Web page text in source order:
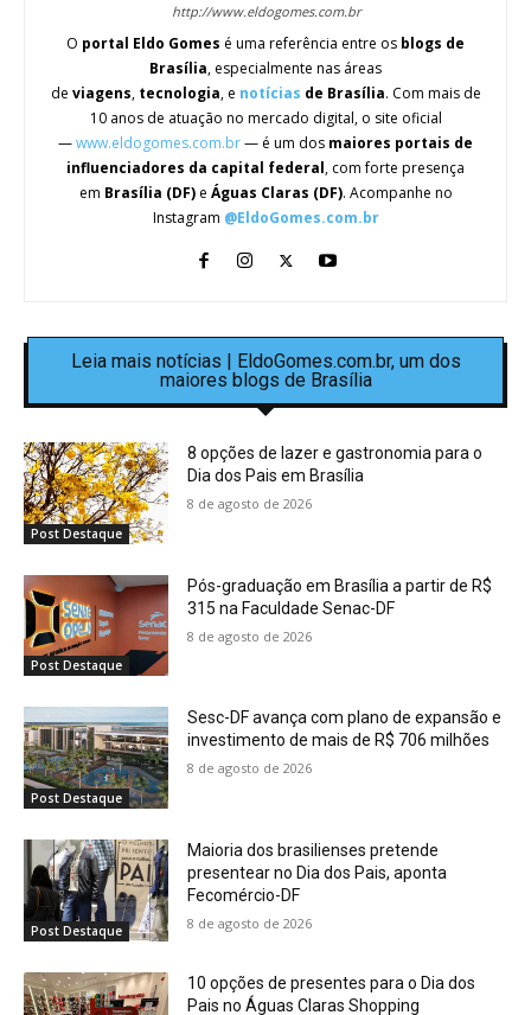
http://www.eldogomes.com.br
O portal Eldo Gomes é uma referência entre os blogs de
Brasília, especialmente nas áreas
de viagens, tecnologia, e notícias de Brasília. Com mais de
10 anos de atuação no mercado digital, o site oficial
—www.eldogomes.com.br— é um dos maiores portais de
influenciadores da capital federal, com forte presença
em Brasília (DF)e Águas Claras (DF). Acompanhe no
Instagram @EldoGomes.com.br
Leia mais notícias | EldoGomes.com.br, um dos
maiores blogs de Brasília
Post Destaque
8 opções de lazer e gastronomia para o
Dia dos Pais em Brasília
8 de agosto de 2026
Post Destaque
Pós-graduação em Brasília a partir de R$
315 na Faculdade Senac-DF
8 de agosto de 2026
Post Destaque
Sesc-DF avança com plano de expansão e
investimento de mais de R$ 706 milhões
8 de agosto de 2026
Post Destaque
Maioria dos brasilienses pretende
presentear no Dia dos Pais, aponta
Fecomércio-DF
8 de agosto de 2026
10 opções de presentes para o Dia dos
Pais no Águas Claras Shopping